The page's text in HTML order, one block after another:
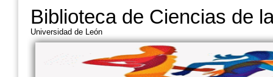
Biblioteca de Ciencias de
Universidad de León